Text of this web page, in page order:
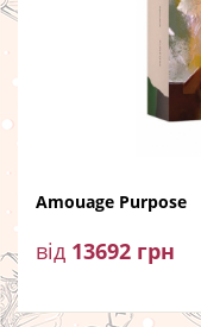
Amouage Purpose
від 13692 грн